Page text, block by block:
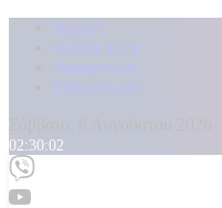
Αρχική
Kontra Live
Καταγγελίες
Επικοινωνία
02:30:04